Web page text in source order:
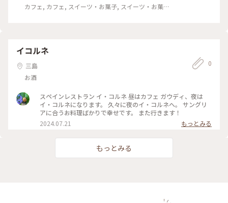
カフェ, カフェ, スイーツ・お菓子, スイーツ・お菓子,
イコルネ
三島
お酒
0
スペインレストラン イ・コルネ 昼はカフェ ガウディ、夜は
イ・コルネになります。 久々に夜のイ・コルネへ。 サングリ
アに合うお料理ばかりで幸せです。 また行きます！
2024.07.21
もっとみる
もっとみる